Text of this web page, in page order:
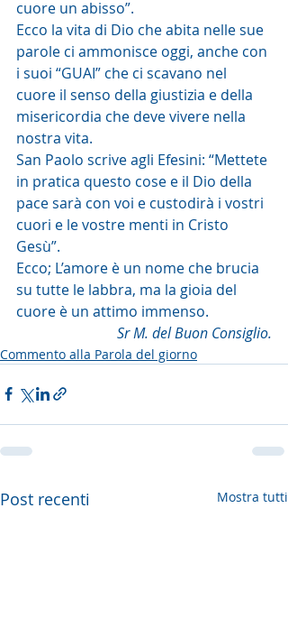
cuore un abisso”.
Ecco la vita di Dio che abita nelle sue
parole ci ammonisce oggi, anche con
i suoi “GUAI” che ci scavano nel
cuore il senso della giustizia e della
misericordia che deve vivere nella
nostra vita.
San Paolo scrive agli Efesini: “Mettete
in pratica questo cose e il Dio della
pace sarà con voi e custodirà i vostri
cuori e le vostre menti in Cristo
Gesù”.
Ecco; L’amore è un nome che brucia
su tutte le labbra, ma la gioia del
cuore è un attimo immenso.
Sr M. del Buon Consiglio.
Commento alla Parola del giorno
Post recenti Mostra tutti